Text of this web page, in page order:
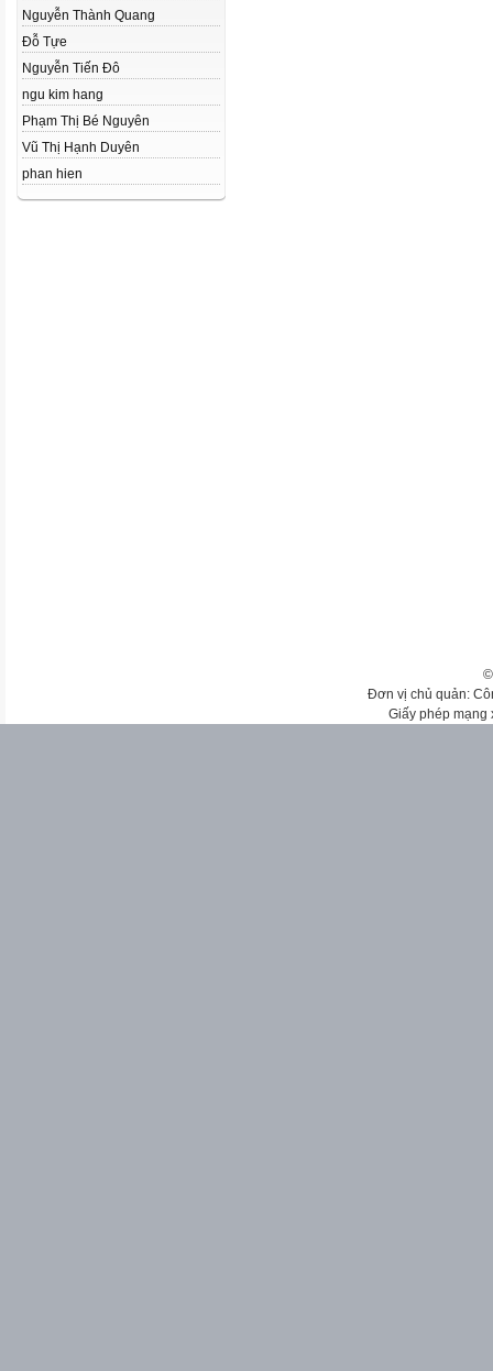
Nguyễn Thành Quang
Đỗ Tựe
Nguyễn Tiến Đô
ngu kim hang
Phạm Thị Bé Nguyên
Vũ Thị Hạnh Duyên
phan hien
Đơn vị chủ quản:
Giấy phép mạng